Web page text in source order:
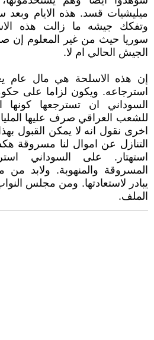
ميليشيات قسد. هذه الايام
وتفكك جيشه ما زالت هذه
سوريا حيث من غير المعلوم إن
الجيش الحالي ام لا.
إن هذه الاسلحة هي مال عام
استرجاعه. ويكون لزاما على
السوداني ان تسترجعها كونها
للشعب العراقي صرف عليها
اخرى نقول انه لا يمكن القبول
التنازل عن اموال لنا مسروقة
استهتار. على السوداني
المسروقة والمنهوبة. ولابد
يبادر لاستعادتها. ومن مجلس
الملف.